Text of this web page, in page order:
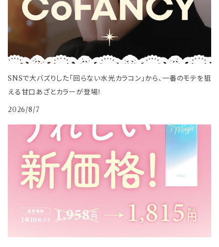
SNSで大バズりした「回らない水光カラコン」から、一番のモテを狙
える甘口あざとカラーが登場！
2026/8/7